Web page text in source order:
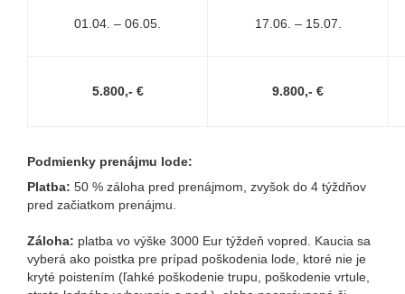
01.04. – 06.05. 17.06. – 15.07.
5.800,- € 9.800,- €
Podmienky prenájmu lode:
Platba: 50 % záloha pred prenájmom, zvyšok do 4 týždňov
pred začiatkom prenájmu.
Záloha: platba vo výške 3000 Eur týždeň vopred. Kaucia sa
vyberá ako poistka pre prípad poškodenia lode, ktoré nie je
kryté poistením (ľahké poškodenie trupu, poškodenie vrtule,